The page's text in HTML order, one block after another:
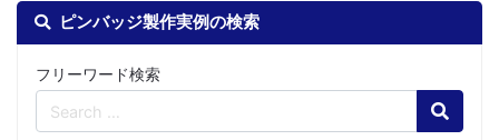
ピンバッジ製作実例の検索
フリーワード検索
Search